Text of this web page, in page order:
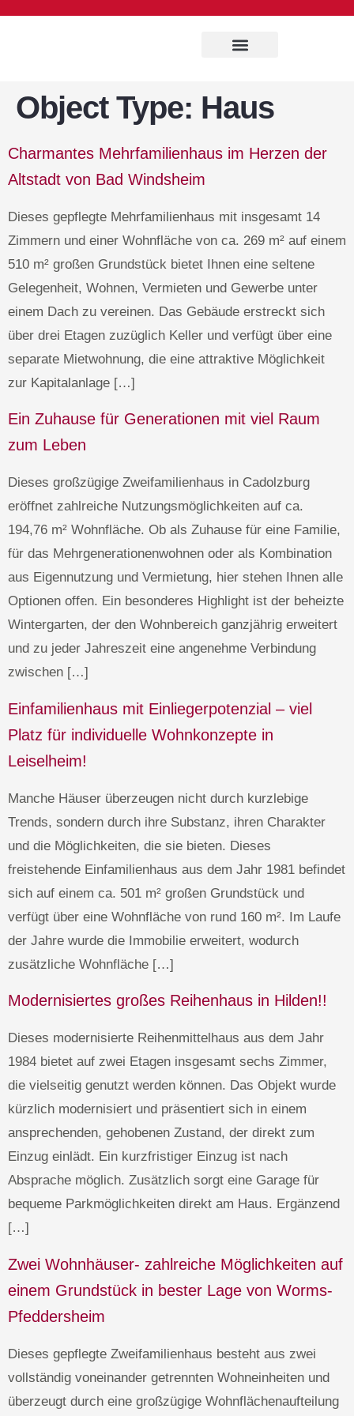
Object Type: Haus
Charmantes Mehrfamilienhaus im Herzen der
Altstadt von Bad Windsheim
Dieses gepflegte Mehrfamilienhaus mit insgesamt 14
Zimmern und einer Wohnfläche von ca. 269 m² auf einem
510 m² großen Grundstück bietet Ihnen eine seltene
Gelegenheit, Wohnen, Vermieten und Gewerbe unter
einem Dach zu vereinen. Das Gebäude erstreckt sich
über drei Etagen zuzüglich Keller und verfügt über eine
separate Mietwohnung, die eine attraktive Möglichkeit
zur Kapitalanlage […]
Ein Zuhause für Generationen mit viel Raum
zum Leben
Dieses großzügige Zweifamilienhaus in Cadolzburg
eröffnet zahlreiche Nutzungsmöglichkeiten auf ca.
194,76 m² Wohnfläche. Ob als Zuhause für eine Familie,
für das Mehrgenerationenwohnen oder als Kombination
aus Eigennutzung und Vermietung, hier stehen Ihnen alle
Optionen offen. Ein besonderes Highlight ist der beheizte
Wintergarten, der den Wohnbereich ganzjährig erweitert
und zu jeder Jahreszeit eine angenehme Verbindung
zwischen […]
Einfamilienhaus mit Einliegerpotenzial – viel
Platz für individuelle Wohnkonzepte in
Leiselheim!
Manche Häuser überzeugen nicht durch kurzlebige
Trends, sondern durch ihre Substanz, ihren Charakter
und die Möglichkeiten, die sie bieten. Dieses
freistehende Einfamilienhaus aus dem Jahr 1981 befindet
sich auf einem ca. 501 m² großen Grundstück und
verfügt über eine Wohnfläche von rund 160 m². Im Laufe
der Jahre wurde die Immobilie erweitert, wodurch
zusätzliche Wohnfläche […]
Modernisiertes großes Reihenhaus in Hilden!!
Dieses modernisierte Reihenmittelhaus aus dem Jahr
1984 bietet auf zwei Etagen insgesamt sechs Zimmer,
die vielseitig genutzt werden können. Das Objekt wurde
kürzlich modernisiert und präsentiert sich in einem
ansprechenden, gehobenen Zustand, der direkt zum
Einzug einlädt. Ein kurzfristiger Einzug ist nach
Absprache möglich. Zusätzlich sorgt eine Garage für
bequeme Parkmöglichkeiten direkt am Haus. Ergänzend
[…]
Zwei Wohnhäuser- zahlreiche Möglichkeiten auf
einem Grundstück in bester Lage von Worms-
Pfeddersheim
Dieses gepflegte Zweifamilienhaus besteht aus zwei
vollständig voneinander getrennten Wohneinheiten und
überzeugt durch eine großzügige Wohnflächenaufteilung